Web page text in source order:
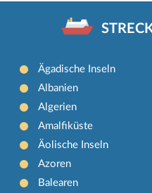
Ägadische Inseln
Albanien
Algerien
Amalfiküste
Äolische Inseln
Azoren
Balearen